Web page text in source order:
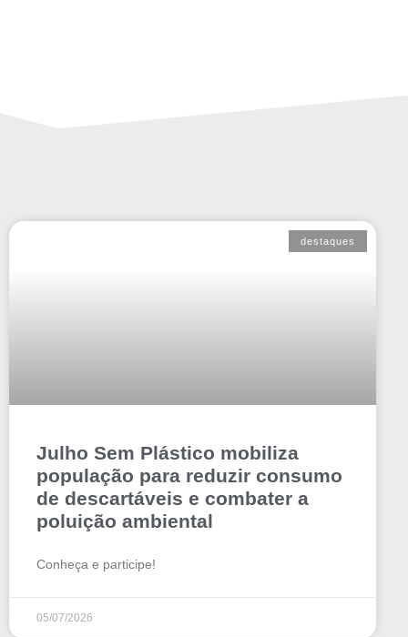
destaques
Julho Sem Plástico mobiliza
população para reduzir consumo
de descartáveis e combater a
poluição ambiental
Conheça e participe!
05/07/2026